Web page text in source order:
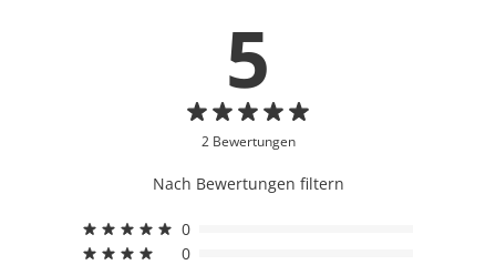
5
2 Bewertungen
Nach Bewertungen filtern
0
0